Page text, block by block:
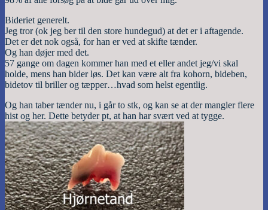
Bideriet generelt.
Jeg tror (ok jeg ber til den store hundegud) at det er i aftagende.
Det er det nok også, for han er ved at skifte tænder.
Og han døjer med det.
57 gange om dagen kommer han med et eller andet jeg/vi skal
holde, mens han bider løs. Det kan være alt fra kohorn, bideben,
bidetov til briller og tæpper…hvad som helst egentlig.
Og han taber tænder nu, i går to stk, og kan se at der mangler flere
hist og her. Dette betyder pt, at han har svært ved at tygge.